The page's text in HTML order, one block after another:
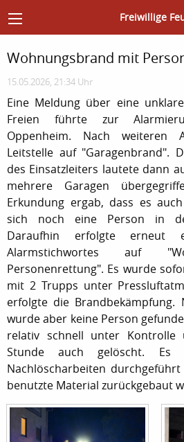
Freiwillige
Wohnungsbrand mit
15.05.2026, 21:34 Uhr
Eine Meldung über eine
Freien führte zur
Oppenheim. Nach weiteren
Leitstelle auf "Garagenbrand".
des Einsatzleiters lautete dann
mehrere Garagen
Erkundung ergab, dass es
sich noch eine Person in
Daraufhin erfolgte erneut
Alarmstichwortes auf
Personenrettung". Es wurde
mit 2 Trupps unter
erfolgte die Brandbekämpfung.
wurde aber keine Person
relativ schnell unter
Stunde auch gelöscht. Es
Nachlöscharbeiten
benutzte Material zurückgebaut